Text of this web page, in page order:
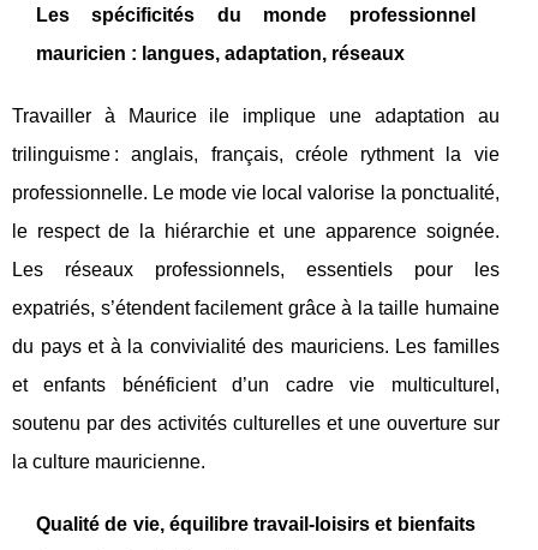
Les spécificités du monde professionnel
mauricien : langues, adaptation, réseaux
Travailler à Maurice ile implique une adaptation au
trilinguisme : anglais, français, créole rythment la vie
professionnelle. Le mode vie local valorise la ponctualité,
le respect de la hiérarchie et une apparence soignée.
Les réseaux professionnels, essentiels pour les
expatriés, s’étendent facilement grâce à la taille humaine
du pays et à la convivialité des mauriciens. Les familles
et enfants bénéficient d’un cadre vie multiculturel,
soutenu par des activités culturelles et une ouverture sur
la culture mauricienne.
Qualité de vie, équilibre travail-loisirs et bienfaits